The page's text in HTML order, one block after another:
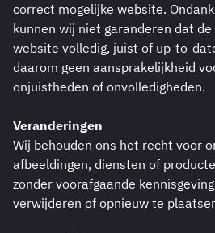
correct mogelijke website.
kunnen wij niet garanderen dat
website volledig, juist of up-to-
daarom geen aansprakelijkheid
onjuistheden of onvolledigheden.
Veranderingen
Wij behouden ons het recht voor
afbeeldingen, diensten of
zonder voorafgaande
verwijderen of opnieuw te